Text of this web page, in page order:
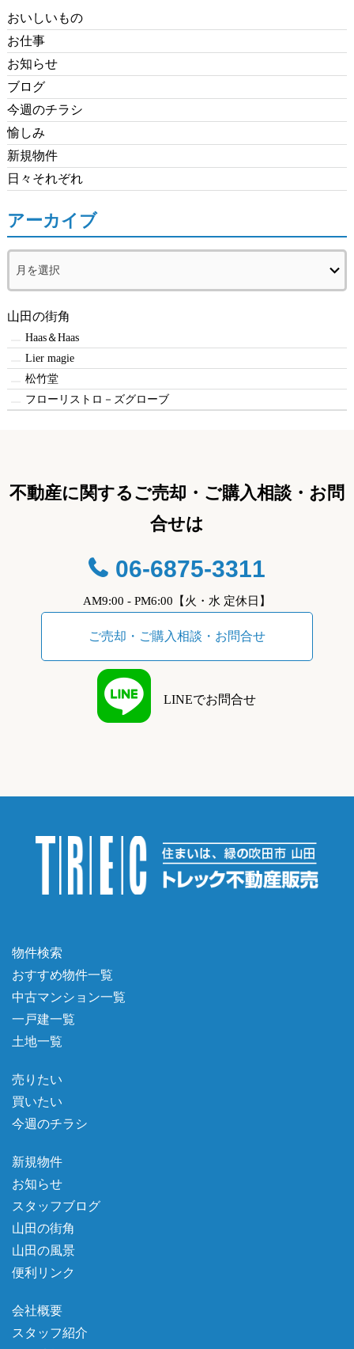
おいしいもの
お仕事
お知らせ
ブログ
今週のチラシ
愉しみ
新規物件
日々それぞれ
アーカイブ
ー
イ
山田の街角
Haas＆Haas
Lier magie
松竹堂
フローリストロ－ズグローブ
不動産に関するご売却・ご購入相談・お問
合せは
06-6875-3311
AM9:00 - PM6:00【火・水 定休日】
ご売却・ご購入相談・お問合せ
LINEでお問合せ
物件検索
おすすめ物件一覧
中古マンション一覧
一戸建一覧
土地一覧
売りたい
買いたい
今週のチラシ
新規物件
お知らせ
スタッフブログ
山田の街角
山田の風景
便利リンク
会社概要
スタッフ紹介